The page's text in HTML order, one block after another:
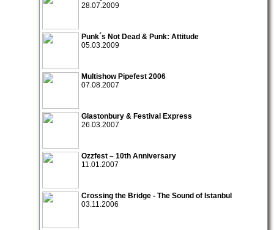
28.07.2009
Punk´s Not Dead & Punk: Attitude
05.03.2009
Multishow Pipefest 2006
07.08.2007
Glastonbury & Festival Express
26.03.2007
Ozzfest – 10th Anniversary
11.01.2007
Crossing the Bridge - The Sound of Istanbul
03.11.2006